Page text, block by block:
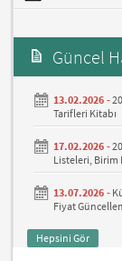
Güncel
13.02.2026 -
Tarifleri Kitabı
17.02.2026 -
Listeleri, Birim
13.07.2026 -
Fiyat
Hepsini Gör